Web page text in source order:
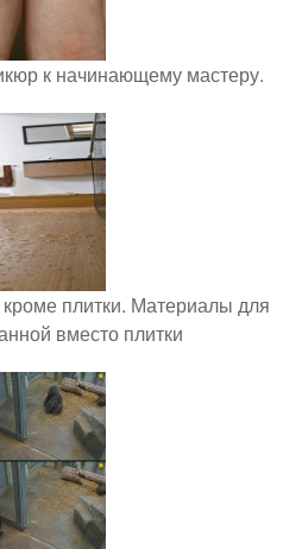
к начинающему мастеру.
плитки. Материалы для
вместо плитки